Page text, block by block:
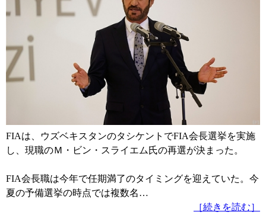
FIAは、ウズベキスタンのタシケントでFIA会長選挙を実施
し、現職のＭ・ビン・スライエム氏の再選が決まった。
FIA会長職は今年で任期満了のタイミングを迎えていた。今
夏の予備選挙の時点では複数名…
［続きを読む］